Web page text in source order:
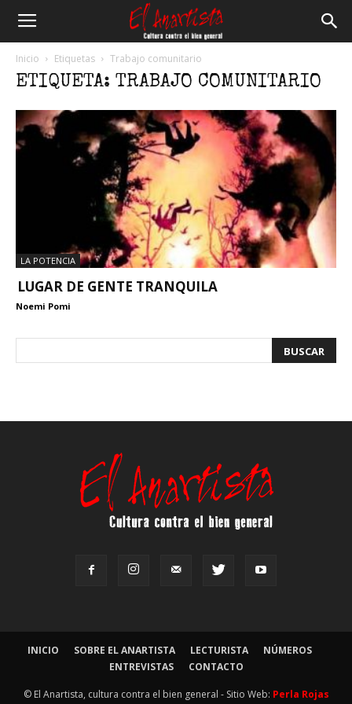
Inicio Etiquetas Trabajo comunitario
ETIQUETA: TRABAJO COMUNITARIO
LA POTENCIA
LUGAR DE GENTE TRANQUILA
Noemi Pomi
INICIO SOBRE EL ANARTISTA LECTURISTA
NÚMEROS
ENTREVISTAS
CONTACTO
© El Anartista, cultura contra el bien general - Sitio Web: Perla Rojas